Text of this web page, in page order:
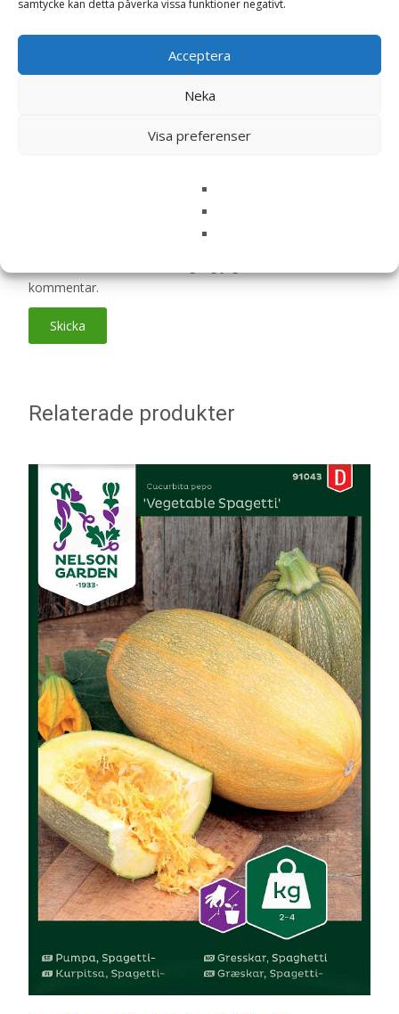
samtycke kan detta påverka vissa funktioner negativt.
Acceptera
Neka
Visa preferenser
kommentar.
Relaterade produkter